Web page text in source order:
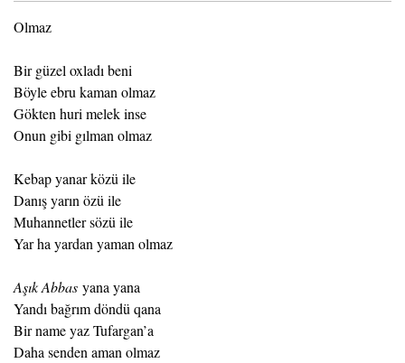
Olmaz
Bir güzel oxladı beni
Böyle ebru kaman olmaz
Gökten huri melek inse
Onun gibi gılman olmaz
Kebap yanar közü ile
Danış yarın özü ile
Muhannetler sözü ile
Yar ha yardan yaman olmaz
Aşık Abbas yana yana
Yandı bağrım döndü qana
Bir name yaz Tufargan’a
Daha senden aman olmaz